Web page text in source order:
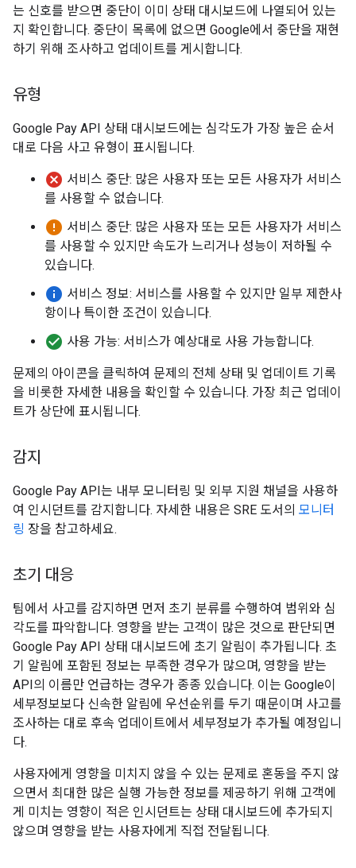
는 신호를 받으면 중단이 이미 상태 대시보드에 나열되어 있는
지 확인합니다. 중단이 목록에 없으면 Google에서 중단을 재현
하기 위해 조사하고 업데이트를 게시합니다.
유형
Google Pay API 상태 대시보드에는 심각도가 가장 높은 순서
대로 다음 사고 유형이 표시됩니다.
cancel 서비스 중단: 많은 사용자 또는 모든 사용자가 서비스
를 사용할 수 없습니다.
error 서비스 중단: 많은 사용자 또는 모든 사용자가 서비스
를 사용할 수 있지만 속도가 느리거나 성능이 저하될 수
있습니다.
info 서비스 정보: 서비스를 사용할 수 있지만 일부 제한사
항이나 특이한 조건이 있습니다.
check_circle 사용 가능: 서비스가 예상대로 사용 가능합니다.
문제의 아이콘을 클릭하여 문제의 전체 상태 및 업데이트 기록
을 비롯한 자세한 내용을 확인할 수 있습니다. 가장 최근 업데이
트가 상단에 표시됩니다.
감지
Google Pay API는 내부 모니터링 및 외부 지원 채널을 사용하
여 인시던트를 감지합니다. 자세한 내용은 SRE 도서의 모니터
링 장을 참고하세요.
초기 대응
팀에서 사고를 감지하면 먼저 초기 분류를 수행하여 범위와 심
각도를 파악합니다. 영향을 받는 고객이 많은 것으로 판단되면
Google Pay API 상태 대시보드에 초기 알림이 추가됩니다. 초
기 알림에 포함된 정보는 부족한 경우가 많으며, 영향을 받는
API의 이름만 언급하는 경우가 종종 있습니다. 이는 Google이
세부정보보다 신속한 알림에 우선순위를 두기 때문이며 사고를
조사하는 대로 후속 업데이트에서 세부정보가 추가될 예정입니
다.
사용자에게 영향을 미치지 않을 수 있는 문제로 혼동을 주지 않
으면서 최대한 많은 실행 가능한 정보를 제공하기 위해 고객에
게 미치는 영향이 적은 인시던트는 상태 대시보드에 추가되지
않으며 영향을 받는 사용자에게 직접 전달됩니다.